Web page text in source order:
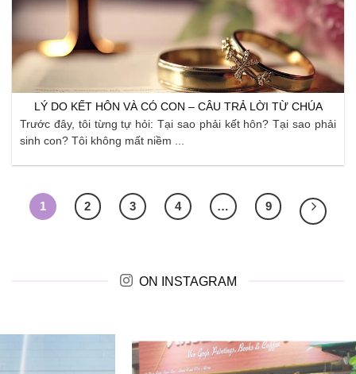
LÝ DO KẾT HÔN VÀ CÓ CON – CÂU TRẢ LỜI TỪ CHÚA
Trước đây, tôi từng tự hỏi: Tại sao phải kết hôn? Tại sao phải
sinh con? Tôi không mất niềm ...
1 2 3 4 … 9
ON INSTAGRAM